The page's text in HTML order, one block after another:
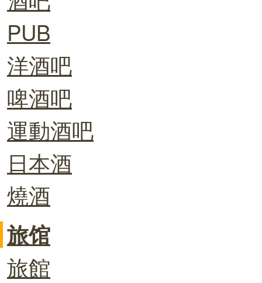
PUB
洋酒吧
啤酒吧
運動酒吧
日本酒
燒酒
旅馆
旅館